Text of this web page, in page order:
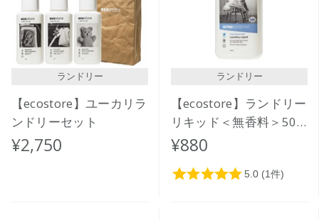
ランドリー
【ecostore】ユーカリラ
ンドリーセット
¥2,750
ランドリー
【ecostore】ランドリー
リキッド＜無香料＞500
ｍL
¥880